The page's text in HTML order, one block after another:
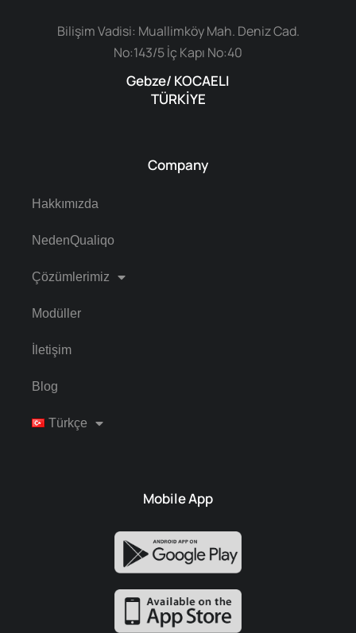
Bilişim Vadisi: Muallimköy Mah. Deniz Cad.
No:143/5 İç Kapı No:40
Gebze/ KOCAELI
TÜRKİYE
Company
Hakkımızda
NedenQualiqo
Çözümlerimiz
Modüller
İletişim
Blog
Türkçe
Mobile App